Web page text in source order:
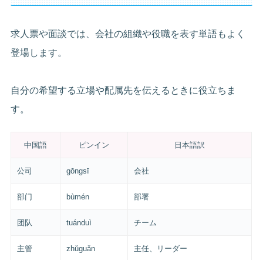
求人票や面談では、会社の組織や役職を表す単語もよく
登場します。
自分の希望する立場や配属先を伝えるときに役立ちま
す。
中国語 ピンイン 日本語訳
公司 gōngsī 会社
部门 bùmén 部署
团队 tuánduì チーム
主管 zhǔguǎn 主任、リーダー